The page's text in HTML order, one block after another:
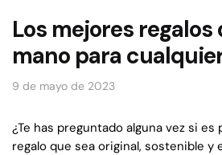
Los mejores regalos
mano para
9 de mayo de 2023
¿Te has preguntado alguna vez si es
regalo que sea original, sostenible y